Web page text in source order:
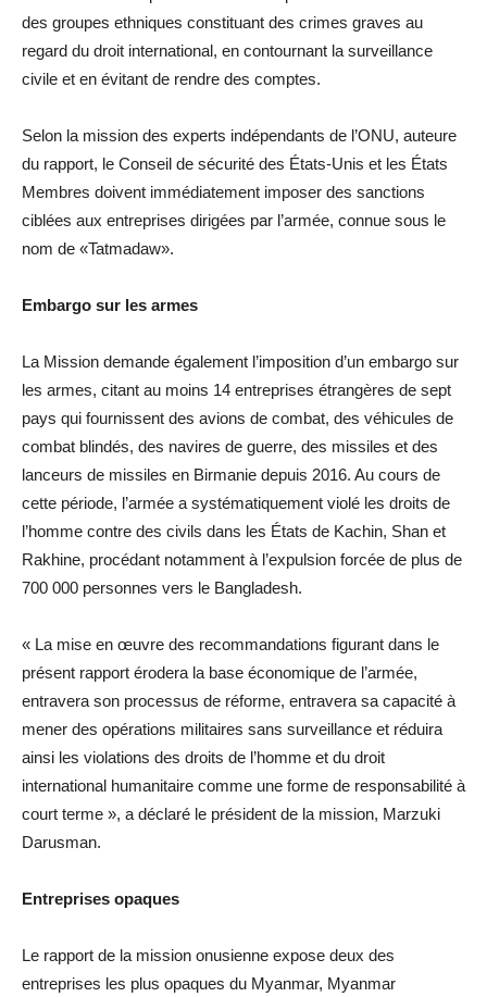
des groupes ethniques constituant des crimes graves au
regard du droit international, en contournant la surveillance
civile et en évitant de rendre des comptes.
Selon la mission des experts indépendants de l’ONU, auteure
du rapport, le Conseil de sécurité des États-Unis et les États
Membres doivent immédiatement imposer des sanctions
ciblées aux entreprises dirigées par l’armée, connue sous le
nom de «Tatmadaw».
Embargo sur les armes
La Mission demande également l’imposition d’un embargo sur
les armes, citant au moins 14 entreprises étrangères de sept
pays qui fournissent des avions de combat, des véhicules de
combat blindés, des navires de guerre, des missiles et des
lanceurs de missiles en Birmanie depuis 2016. Au cours de
cette période, l’armée a systématiquement violé les droits de
l’homme contre des civils dans les États de Kachin, Shan et
Rakhine, procédant notamment à l’expulsion forcée de plus de
700 000 personnes vers le Bangladesh.
« La mise en œuvre des recommandations figurant dans le
présent rapport érodera la base économique de l’armée,
entravera son processus de réforme, entravera sa capacité à
mener des opérations militaires sans surveillance et réduira
ainsi les violations des droits de l’homme et du droit
international humanitaire comme une forme de responsabilité à
court terme », a déclaré le président de la mission, Marzuki
Darusman.
Entreprises opaques
Le rapport de la mission onusienne expose deux des
entreprises les plus opaques du Myanmar, Myanmar